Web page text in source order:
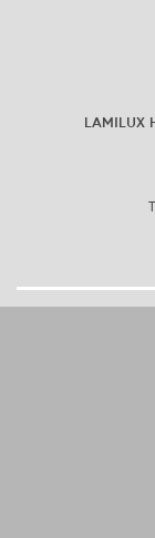
LAMILUX